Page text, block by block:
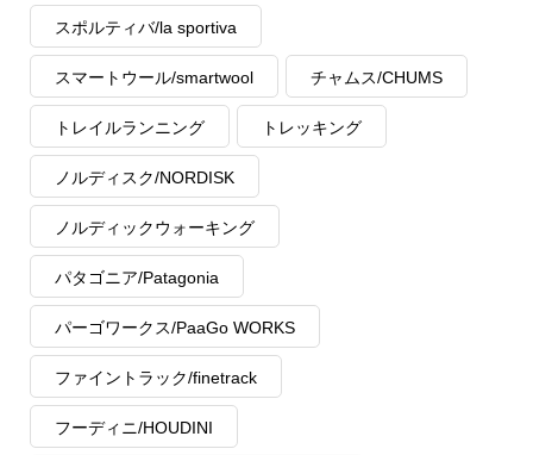
スポルティバ/la sportiva
スマートウール/smartwool チャムス/CHUMS
トレイルランニング トレッキング
ノルディスク/NORDISK
ノルディックウォーキング
パタゴニア/Patagonia
パーゴワークス/PaaGo WORKS
ファイントラック/finetrack
フーディニ/HOUDINI